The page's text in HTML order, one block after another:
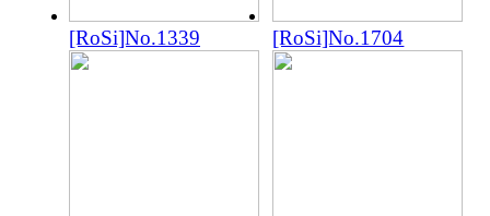
[RoSi]No.1339 [RoSi]No.1704